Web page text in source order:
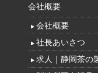
会社概要
会社概要
社長あいさつ
求人｜静岡茶の